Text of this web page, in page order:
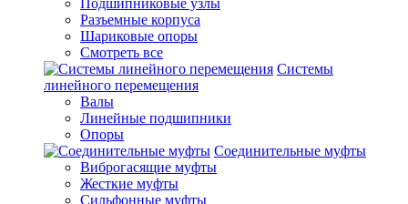
Подшипниковые узлы
Разъемные корпуса
Шариковые опоры
Смотреть все
Системы
линейного перемещения
Валы
Линейные подшипники
Опоры
Соединительные муфты
Виброгасящие муфты
Жесткие муфты
Сильфонные муфты